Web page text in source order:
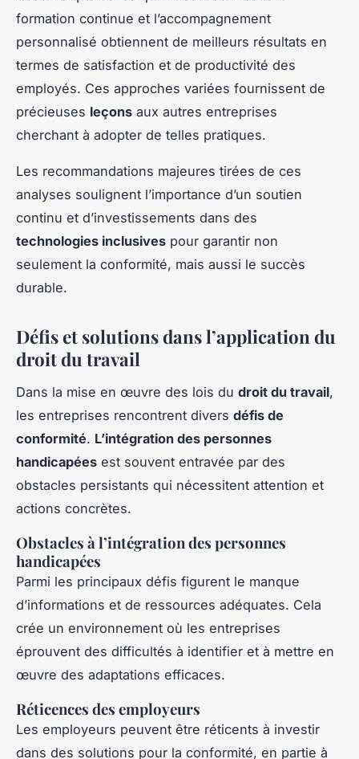
formation continue et l’accompagnement
personnalisé obtiennent de meilleurs résultats en
termes de satisfaction et de productivité des
employés. Ces approches variées fournissent de
précieuses leçons aux autres entreprises
cherchant à adopter de telles pratiques.
Les recommandations majeures tirées de ces
analyses soulignent l’importance d’un soutien
continu et d’investissements dans des
technologies inclusives pour garantir non
seulement la conformité, mais aussi le succès
durable.
Défis et solutions dans l’application du
droit du travail
Dans la mise en œuvre des lois du droit du travail,
les entreprises rencontrent divers défis de
conformité. L’intégration des personnes
handicapées est souvent entravée par des
obstacles persistants qui nécessitent attention et
actions concrètes.
Obstacles à l’intégration des personnes
handicapées
Parmi les principaux défis figurent le manque
d’informations et de ressources adéquates. Cela
crée un environnement où les entreprises
éprouvent des difficultés à identifier et à mettre en
œuvre des adaptations efficaces.
Réticences des employeurs
Les employeurs peuvent être réticents à investir
dans des solutions pour la conformité, en partie à